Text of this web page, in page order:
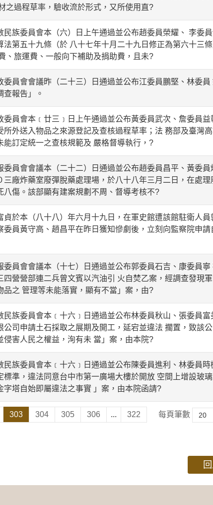
之過程草率，驗收流於形式，又所使用直?
委員會本（六）日上午通過並公布趙委員榮耀、 李委員
法第五十九條（於 八十七年十月二十九日修正為第六十三
、旅運費、一般向下補助及捐助費，且未?
會會議昨（二十三）日通過並公布江委員鵬堅、林委員
查報告」。
會本﹝廿三﹞日上午通過並公布黃委員武次、詹委員益
所外送入物品之來源登記及查核過程草率；法 務部及臺灣
能訂定統一之查核規範及 嚴格督導執行，?
會會議本（二十二）日通過並公布趙委員昌平、黃委員
三廠炸藥室廢彈脫藥處理場，於八十八年三月二日，在處
八傷。該部顯有建案規劃不周、督導考核不?
本（八十八）年六月十九日，在軍史館遭該館駐衛人員
委員黃守高、趙昌平在昨日獲知慘劇後，立刻向監察院申
會會議本（十七）日通過並公布郭委員石吉、康委員寧
四營營部連二兵曾文賓以汽油引 火自焚乙案，經調查發現
品之 管理等未能落實，顯有不當」案，由?
委員會本﹝十六﹞日通過並公布林委員秋山、張委員富
公司申請土石採取之展期及開工，延宕並違法 擱置，致該
侵害人民之權益，洵有未 當」案，由本院?
委員會本﹝十六﹞日通過並公布陳委員進利、林委員時
標準，違法同意台中市第一廣場大樓於開放 空間上增設玻
字塔自始即屬違法之事實 」案，由本院函請?
303 304 305 306 ... 322 每頁筆數